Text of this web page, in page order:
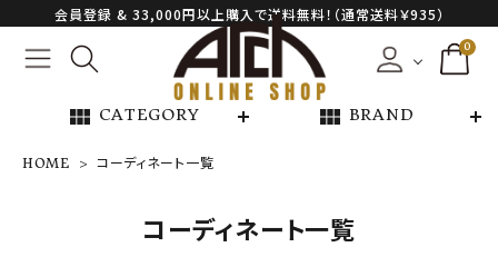
会員登録 & 33,000円以上購入で送料無料！（通常送料￥935）
0
view_module CATEGORY view_module BRAND
NEW ARRIVAL
HOME コーディネート一覧
コーディネート一覧